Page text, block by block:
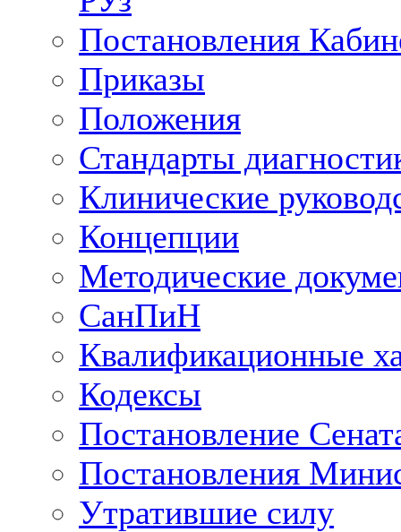
Постановления
Приказы
Положения
Стандарты
Клинические
Концепции
Методические
СанПиН
Квалификационные
Кодексы
Постановление
Постановления
Утратившие силу